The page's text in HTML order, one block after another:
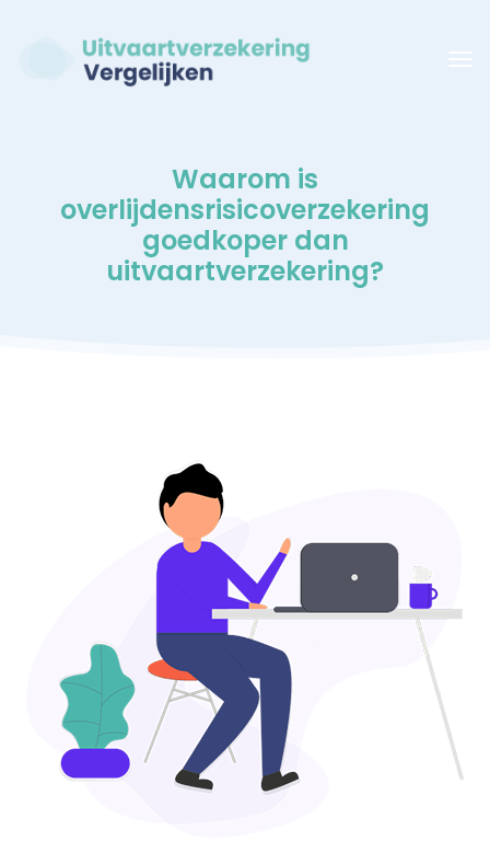
Waarom is
overlijdensrisicoverzekering
goedkoper dan
uitvaartverzekering?